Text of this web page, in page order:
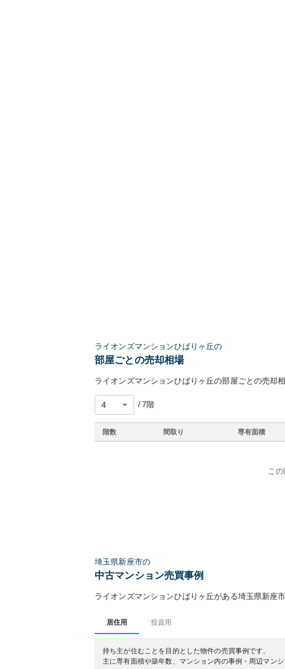
ライオンズマンションひばりヶ丘の
部屋ごとの売却相場
ライオンズマンションひばりヶ丘の部屋ごとの売却
/7階
階数 間取り 専有面積
こ
埼玉県新座市の
中古マンション売買事例
ライオンズマンションひばりヶ丘がある埼玉県新座市
居住用 投資用
持ち主が住むことを目的とした物件の売買事例です。
主に専有面積や築年数、マンション内の事例・周辺マン